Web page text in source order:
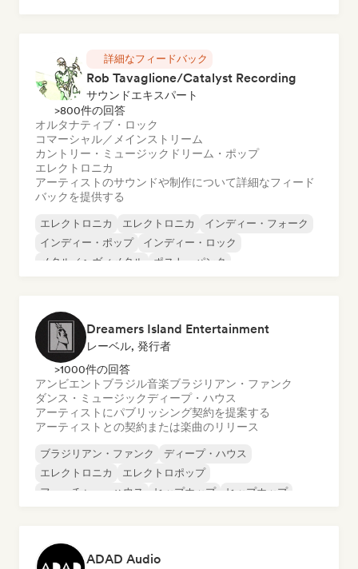
詳細なフィードバック
Rob Tavaglione/Catalyst Recording
サウンドエキスパート
>800件の回答
オルタナティブ・ロック
コマーシャル／メインストリーム
カントリー・ミュージック ドリーム・ポップ
エレクトロニカ
アーティストのサウンドや制作について詳細なフィード
バックを提供する
エレクトロニカ エレクトロニカ
インディー・フォーク
インディー・ポップ
インディー・ロック
メタル／ヘヴィメタル
ポスト・パンク
Dreamers Island Entertainment
レーベル, 発行者
>1000件の回答
アンビエント ブラジル音楽ブラジリアン・ファンク
ダンス・ミュージックディープ・ハウス
アーティストにパブリッシング契約を提案する
アーティストとの契約または楽曲のリリース
ブラジリアン・ファンク
ディープ・ハウス
エレクトロニカ
エレクトロポップ
フューチャー・ハウス
ヒップホップ
ヒップホップ
ADAD Audio